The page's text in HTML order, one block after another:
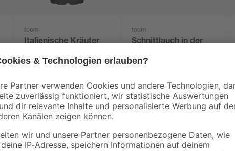
toom
Italienische Kräuter
14 cm Topf
toom
Schnittlauch in der